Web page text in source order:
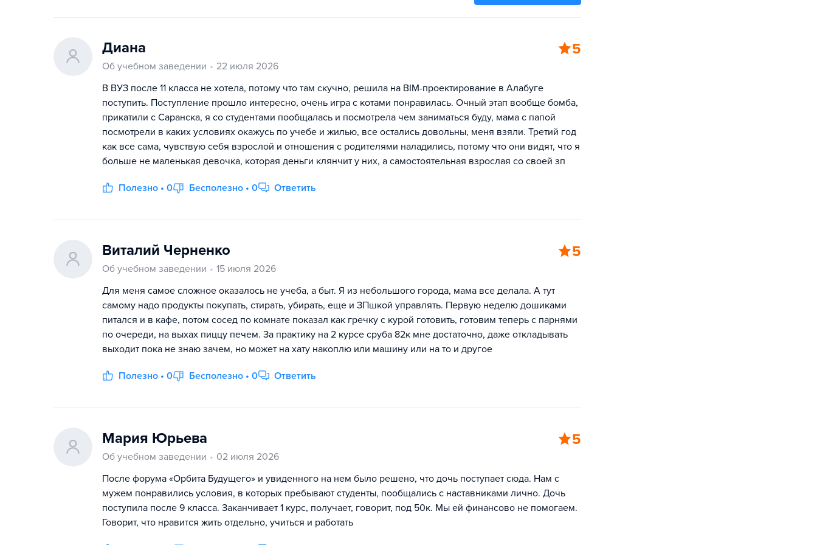
Диана 5
Об учебном заведении
22 июля 2026
В ВУЗ после 11 класса не хотела, потому что там скучно, решила на BIM-проектирование в Алабуге
поступить. Поступление прошло интересно, очень игра с котами понравилась. Очный этап вообще бомба,
прикатили с Саранска, я со студентами пообщалась и посмотрела чем заниматься буду, мама с папой
посмотрели в каких условиях окажусь по учебе и жилью, все остались довольны, меня взяли. Третий год
как все сама, чувствую себя взрослой и отношения с родителями наладились, потому что они видят, что я
больше не маленькая девочка, которая деньги клянчит у них, а самостоятельная взрослая со своей зп
Полезно • 0 Бесполезно • 0 Ответить
Виталий Черненко 5
Об учебном заведении
15 июля 2026
Для меня самое сложное оказалось не учеба, а быт. Я из небольшого города, мама все делала. А тут
самому надо продукты покупать, стирать, убирать, еще и ЗПшкой управлять. Первую неделю дошиками
питался и в кафе, потом сосед по комнате показал как гречку с курой готовить, готовим теперь с парнями
по очереди, на выхах пиццу печем. За практику на 2 курсе сруба 82к мне достаточно, даже откладывать
выходит пока не знаю зачем, но может на хату накоплю или машину или на то и другое
Полезно • 0 Бесполезно • 0 Ответить
Мария Юрьева 5
Об учебном заведении
02 июля 2026
После форума «Орбита Будущего» и увиденного на нем было решено, что дочь поступает сюда. Нам с
мужем понравились условия, в которых пребывают студенты, пообщались с наставниками лично. Дочь
поступила после 9 класса. Заканчивает 1 курс, получает, говорит, под 50к. Мы ей финансово не помогаем.
Говорит, что нравится жить отдельно, учиться и работать